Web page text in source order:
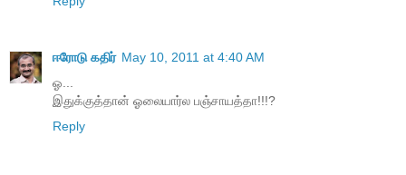
ஈரோடு கதிர் May 10, 2011 at 4:40 AM
ஓ...
இதுக்குத்தான் ஓலையார்ல பஞ்சாயத்தா!!!?
Reply